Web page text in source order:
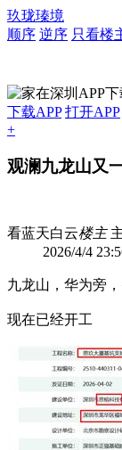
玖珑瑧境
顺序 逆序 只看楼
下载APP 打开APP
+
观澜九龙山又
看蓝天白云楼主
2026/4/4
九龙山，华为旁
现在已经开工